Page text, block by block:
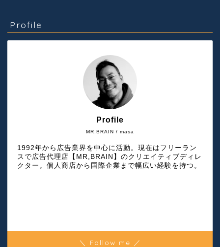
Profile
MR,BRAIN / masa
Profile
1992年から広告業界を中心に活動。現在はフリーラン
スで広告代理店【MR,BRAIN】のクリエイティブディレ
クター。個人商店から国際企業まで幅広い経験を持つ。
＼ Follow me ／